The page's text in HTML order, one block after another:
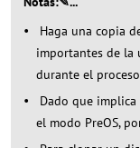
Haga una copia
importantes de la
durante el
Dado que
el modo PreOS,